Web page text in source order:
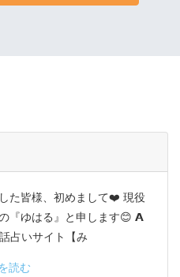
た皆様、初めまして❤️ 現役
『ゆはる』と申します😊 𝗔
いサイト【み
読む